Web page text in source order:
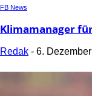
FB News
Klimamanager
Redak - 6.